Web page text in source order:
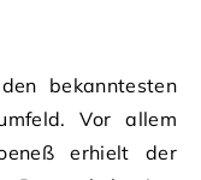
bekanntesten
Vor allem
erhielt der